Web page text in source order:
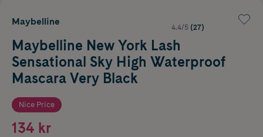
Maybelline
4.4/5 (27)
Maybelline New York Lash
Sensational Sky High Waterproof
Mascara Very Black
Nice Price
134 kr